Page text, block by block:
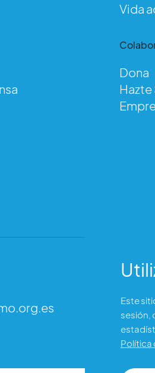
Vida
Dona
C/
Este
sesión,
Política